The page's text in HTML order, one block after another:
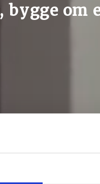
bygge om